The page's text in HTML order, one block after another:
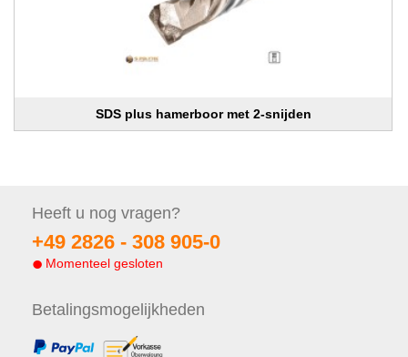
SDS plus hamerboor met 2-snijden
Heeft u nog vragen?
+49 2826 - 308 905-0
Momenteel gesloten
Betalingsmogelijkheden